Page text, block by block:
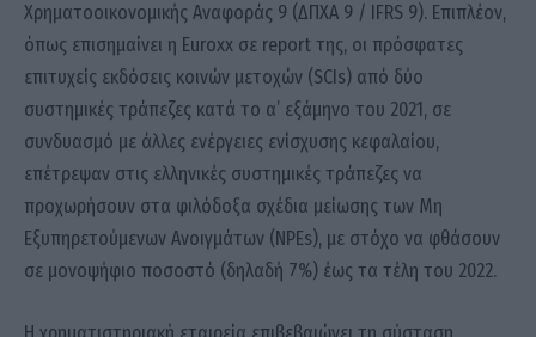
Χρηματοοικονομικής Αναφοράς 9 (ΔΠΧΑ 9 / IFRS 9). Επιπλέον,
όπως επισημαίνει η Euroxx σε report της, οι πρόσφατες
επιτυχείς εκδόσεις κοινών μετοχών (SCIs) από δύο
συστημικές τράπεζες κατά το α’ εξάμηνο του 2021, σε
συνδυασμό με άλλες ενέργειες ενίσχυσης κεφαλαίου,
επέτρεψαν στις ελληνικές συστημικές τράπεζες να
προχωρήσουν στα φιλόδοξα σχέδια μείωσης των Μη
Εξυπηρετούμενων Ανοιγμάτων (NPEs), με στόχο να φθάσουν
σε μονοψήφιο ποσοστό (δηλαδή 7%) έως τα τέλη του 2022.
Η χρηματιστηριακή εταιρεία επιβεβαιώνει τη σύσταση